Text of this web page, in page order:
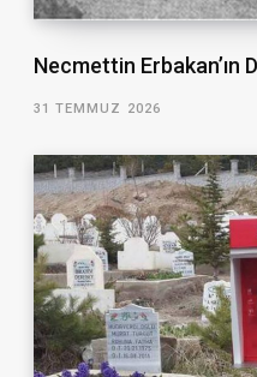
Necmettin Erbakan’ın
31 TEMMUZ 2026